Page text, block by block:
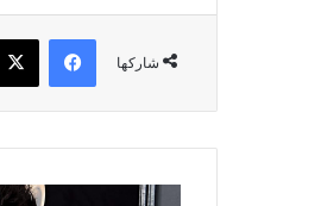
شاركها
شقيقة